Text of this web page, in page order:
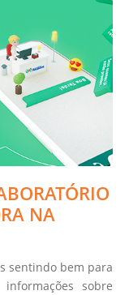
NA
sentindo bem para
sobre